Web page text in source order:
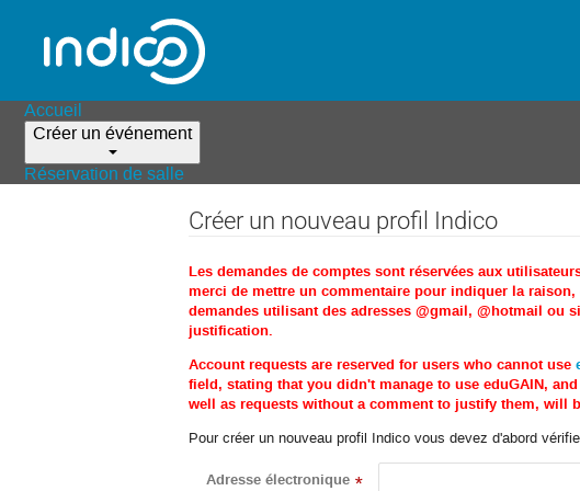
Accueil
Créer un événement
Réservation de salle
Créer un nouveau profil Indico
Les demandes de comptes sont réservées aux
merci de mettre un commentaire pour indiquer la
demandes utilisant des adresses @gmail, @hotmail ou
justification.
Account requests are reserved for users who cannot use
field, stating that you didn't manage to use eduGAIN,
well as requests without a comment to justify them, will
Pour créer un nouveau profil Indico vous devez d'abord
Adresse électronique *